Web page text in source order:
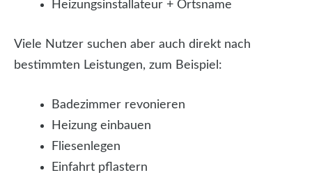
Heizungsinstallateur + Ortsname
Viele Nutzer suchen aber auch direkt nach
bestimmten Leistungen, zum Beispiel:
Badezimmer revonieren
Heizung einbauen
Fliesenlegen
Einfahrt pflastern